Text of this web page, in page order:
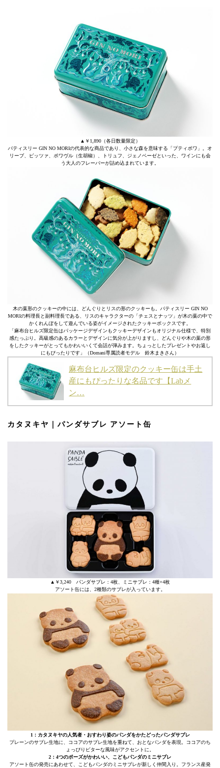
▲￥1,890（各日数量限定）
パティスリー GIN NO MORIの代表的な商品であり、小さな森を意味する「プティボワ」。オ
リーブ、ピッツァ、ポワヴル（生胡椒）、トリュフ、ジェノベーゼといった、ワインにも会
う大人のフレーバーが詰め込まれています。
木の葉形のクッキーの中には、どんぐりとリスの形のクッキーも。パティスリー GIN NO
MORIの料理長と副料理長である、リスのキャラクターの「チェスとナッツ」が木の葉の中で
かくれんぼをして遊んでいる姿がイメージされたクッキーボックスです。
「麻布台ヒルズ限定缶はパッケージデザインもクッキーデザインもオリジナル仕様で、特別
感たっぷり。高級感のあるカラーとデザインに気分が上がりますし、どんぐりや木の葉の形
をしたクッキーがとってもかわいいくて会話が弾みます。ちょっとしたプレゼントやお返し
にもぴったりです」（Domani専属読者モデル 鈴木まきさん）
麻布台ヒルズ限定のクッキー缶は手土
産にもぴったりな名品です【Labメ
ン…
カタヌキヤ｜パンダサブレ アソート缶
▲￥3,240 パンダサブレ：4枚、ミニサブレ：4種×4枚
アソート缶には、2種類のサブレが入っています。
1：カタヌキヤの人気者・おすわり姿のパンダをかたどったパンダサブレ
プレーンのサブレ生地に、ココアのサブレ生地を重ねて、おとなパンダを表現。ココアのち
ょっぴりビターな風味がアクセントに。
2：4つのポーズがかわいい、こどもパンダのミニサブレ
アソート缶の発売にあわせて、こどもパンダのミニサブレが新しく仲間入り。フランス産発